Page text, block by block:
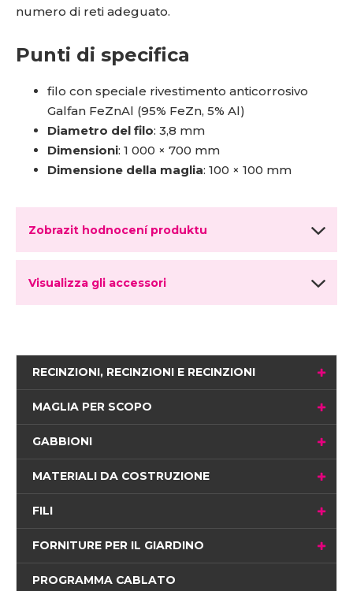
numero di reti adeguato.
Punti di specifica
filo con speciale rivestimento anticorrosivo
Galfan FeZnAl (95% FeZn, 5% Al)
Diametro del filo: 3,8 mm
Dimensioni: 1 000 × 700 mm
Dimensione della maglia: 100 × 100 mm
Zobrazit hodnocení produktu
Visualizza gli accessori
RECINZIONI, RECINZIONI E RECINZIONI
MAGLIA PER SCOPO
GABBIONI
MATERIALI DA COSTRUZIONE
FILI
FORNITURE PER IL GIARDINO
PROGRAMMA CABLATO